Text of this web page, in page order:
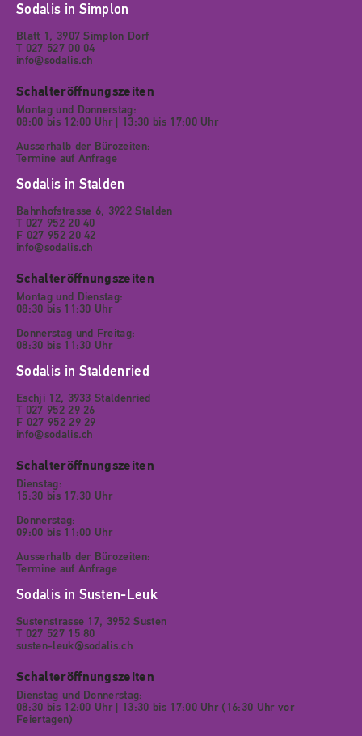
Sodalis in Simplon
Blatt 1, 3907 Simplon Dorf
T 027 527 00 04
info@sodalis.ch
Schalteröffnungszeiten
Montag und Donnerstag:
08:00 bis 12:00 Uhr | 13:30 bis 17:00 Uhr
Ausserhalb der Bürozeiten:
Termine auf Anfrage
Sodalis in Stalden
Bahnhofstrasse 6, 3922 Stalden
T 027 952 20 40
F 027 952 20 42
info@sodalis.ch
Schalteröffnungszeiten
Montag und Dienstag:
08:30 bis 11:30 Uhr
Donnerstag und Freitag:
08:30 bis 11:30 Uhr
Sodalis in Staldenried
Eschji 12, 3933 Staldenried
T 027 952 29 26
F 027 952 29 29
info@sodalis.ch
Schalteröffnungszeiten
Dienstag:
15:30 bis 17:30 Uhr
Donnerstag:
09:00 bis 11:00 Uhr
Ausserhalb der Bürozeiten:
Termine auf Anfrage
Sodalis in Susten-Leuk
Sustenstrasse 17, 3952 Susten
T 027 527 15 80
susten-leuk@sodalis.ch
Schalteröffnungszeiten
Dienstag und Donnerstag:
08:30 bis 12:00 Uhr | 13:30 bis 17:00 Uhr (16:30 Uhr vor
Feiertagen)